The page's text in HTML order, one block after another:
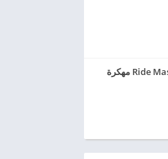
تحميل لعبة Ride Master مهكرة